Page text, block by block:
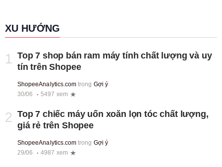
XU HƯỚNG
1 Top 7 shop bán ram máy tính chất lượng và uy
tín trên Shopee
ShopeeAnalytics.com trong Gợi ý
30/06
5497 xem
2 Top 7 chiếc máy uốn xoăn lọn tóc chất lượng,
giá rẻ trên Shopee
ShopeeAnalytics.com trong Gợi ý
29/06
4987 xem